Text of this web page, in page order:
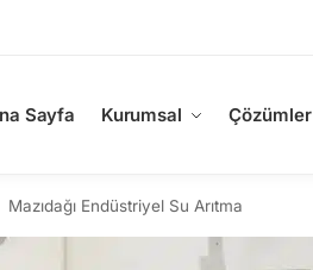
Sayfa Kurumsal Çözümler
Mazıdağı Endüstriyel Su Arıtma